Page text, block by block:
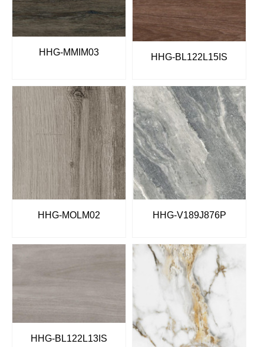
HHG-MMIM03 HHG-BL122L15IS
HHG-MOLM02 HHG-V189J876P
HHG-BL122L13IS